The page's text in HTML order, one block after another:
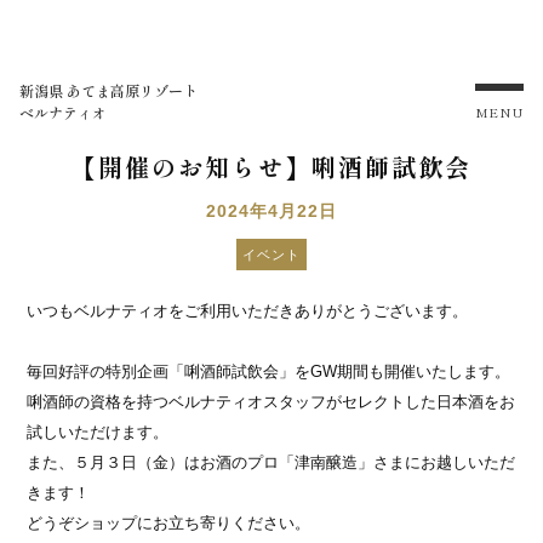
新潟県 あてま高原リゾート
ベルナティオ
MENU
【開催のお知らせ】唎酒師試飲会
2024年4月22日
イベント
いつもベルナティオをご利用いただきありがとうございます。
毎回好評の特別企画「唎酒師試飲会」をGW期間も開催いたします。
唎酒師の資格を持つベルナティオスタッフがセレクトした日本酒をお
試しいただけます。
また、５月３日（金）はお酒のプロ「津南醸造」さまにお越しいただ
きます！
どうぞショップにお立ち寄りください。